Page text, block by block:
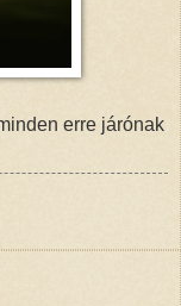
erre járónak